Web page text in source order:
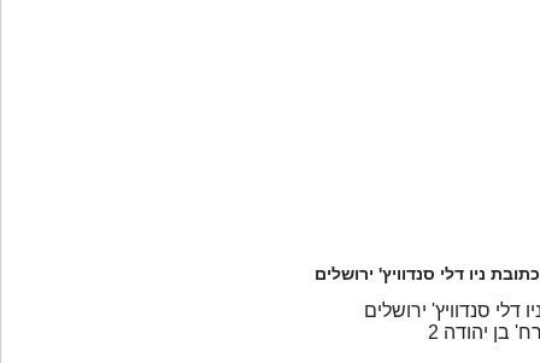
כתובת ניו דלי סנדוויץ' ירושלים
דלי סנדוויץ' ירושלים
בן יהודה 2